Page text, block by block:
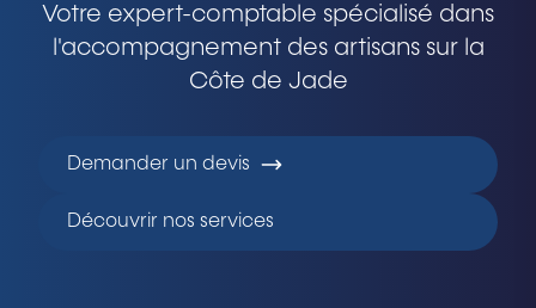
Votre expert-comptable spécialisé dans
l'accompagnement des artisans sur la
Côte de Jade
Demander un devis
Découvrir nos services